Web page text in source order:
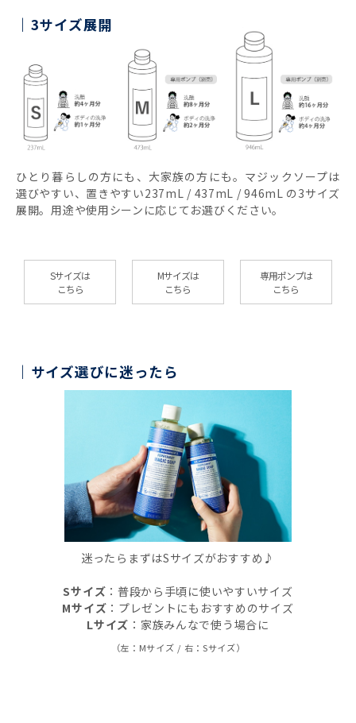
3サイズ展開
ひとり暮らしの方にも、大家族の方にも。マジックソープは
選びやすい、置きやすい237mL / 437mL / 946mL の3サイズ
展開。用途や使用シーンに応じてお選びください。
Sサイズは
こちら
Mサイズは
こちら
専用ポンプは
こちら
サイズ選びに迷ったら
迷ったらまずはSサイズがおすすめ♪
Sサイズ ：普段から手頃に使いやすいサイズ
Mサイズ ：プレゼントにもおすすめのサイズ
Lサイズ ：家族みんなで使う場合に
（左：Mサイズ / 右：Sサイズ）